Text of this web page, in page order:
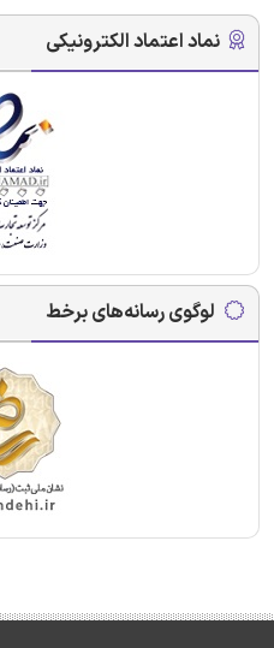
نماد اعتماد الکترونیکی
لوگوی رسانه‌های برخط